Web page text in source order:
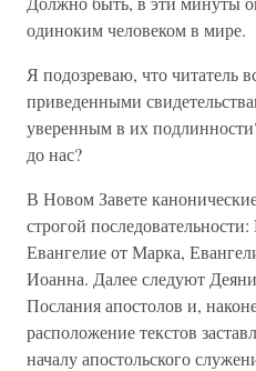
одиноким человеком в мире.
Я подозреваю, что читатель
приведенными
уверенным в их
до нас?
В Новом Завете
строгой
Евангелие от Марка,
Иоанна. Далее следуют
Послания апостолов и,
расположение текстов
началу апостольского